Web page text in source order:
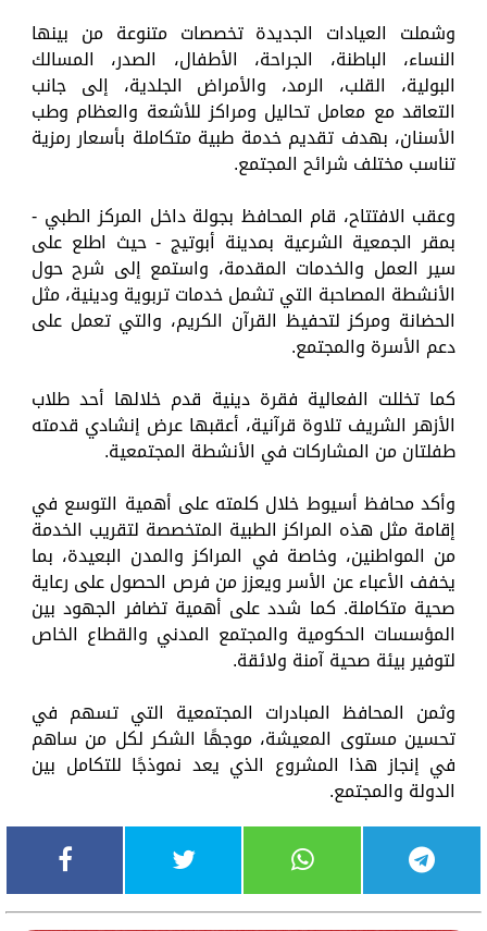
وشملت العيادات الجديدة تخصصات متنوعة من بينها
النساء، الباطنة، الجراحة، الأطفال، الصدر، المسالك
البولية، القلب، الرمد، والأمراض الجلدية، إلى جانب
التعاقد مع معامل تحاليل ومراكز للأشعة والعظام وطب
الأسنان، بهدف تقديم خدمة طبية متكاملة بأسعار رمزية
تناسب مختلف شرائح المجتمع.
وعقب الافتتاح، قام المحافظ بجولة داخل المركز الطبي -
بمقر الجمعية الشرعية بمدينة أبوتيج - حيث اطلع على
سير العمل والخدمات المقدمة، واستمع إلى شرح حول
الأنشطة المصاحبة التي تشمل خدمات تربوية ودينية، مثل
الحضانة ومركز لتحفيظ القرآن الكريم، والتي تعمل على
دعم الأسرة والمجتمع.
كما تخللت الفعالية فقرة دينية قدم خلالها أحد طلاب
الأزهر الشريف تلاوة قرآنية، أعقبها عرض إنشادي قدمته
طفلتان من المشاركات في الأنشطة المجتمعية.
وأكد محافظ أسيوط خلال كلمته على أهمية التوسع في
إقامة مثل هذه المراكز الطبية المتخصصة لتقريب الخدمة
من المواطنين، وخاصة في المراكز والمدن البعيدة، بما
يخفف الأعباء عن الأسر ويعزز من فرص الحصول على رعاية
صحية متكاملة. كما شدد على أهمية تضافر الجهود بين
المؤسسات الحكومية والمجتمع المدني والقطاع الخاص
لتوفير بيئة صحية آمنة ولائقة.
وثمن المحافظ المبادرات المجتمعية التي تسهم في
تحسين مستوى المعيشة، موجهًا الشكر لكل من ساهم
في إنجاز هذا المشروع الذي يعد نموذجًا للتكامل بين
الدولة والمجتمع.